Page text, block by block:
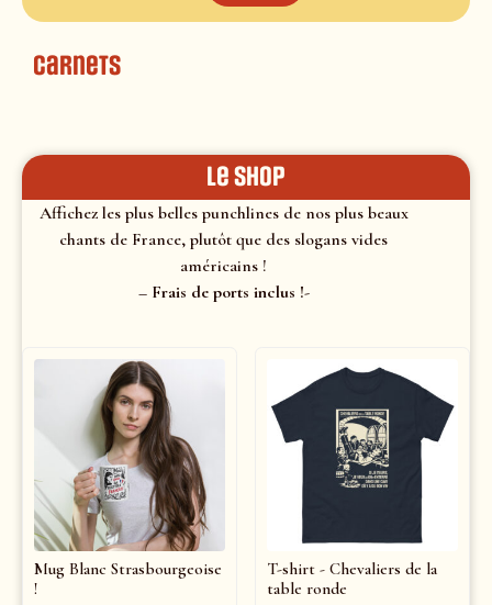
Carnets
le shop
Affichez les plus belles punchlines de nos plus beaux
chants de France, plutôt que des slogans vides
américains !
– Frais de ports inclus !-
Mug Blanc Strasbourgeoise
!
T-shirt - Chevaliers de la
table ronde